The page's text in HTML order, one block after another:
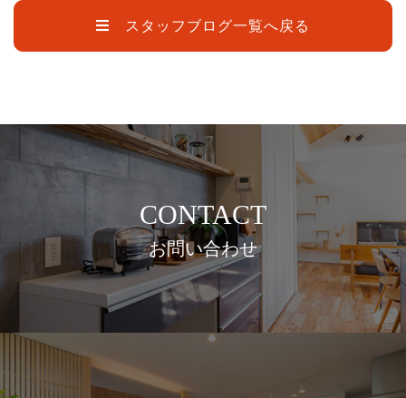
スタッフブログ一覧へ戻る
CONTACT
お問い合わせ